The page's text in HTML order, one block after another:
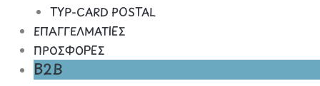
TYP-CARD POSTAL
ΕΠΑΓΓΕΛΜΑΤΙΕΣ
ΠΡΟΣΦΟΡΕΣ
B2B